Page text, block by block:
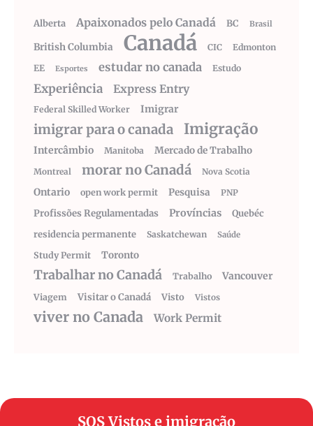
Alberta Apaixonados pelo Canadá BC Brasil
British Columbia Canadá CIC
Edmonton
EE
Esportes estudar no canada Estudo
Experiência Express Entry
Federal Skilled Worker Imigrar
imigrar para o canada Imigração
Intercâmbio Manitoba Mercado de Trabalho
Montreal morar no Canadá Nova Scotia
Ontario open work permit Pesquisa PNP
Profissões Regulamentadas Províncias
Quebéc
residencia permanente
Saskatchewan Saúde
Study Permit Toronto
Trabalhar no Canadá Trabalho Vancouver
Viagem Visitar o Canadá Visto Vistos
viver no Canada Work Permit
SOS Vistos e imigração